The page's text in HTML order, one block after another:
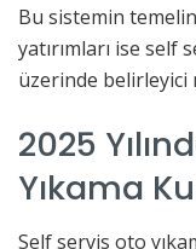
Bu sistemin
yatırımları ise self
üzerinde belirleyici
2025
Yıkama
Self servis oto